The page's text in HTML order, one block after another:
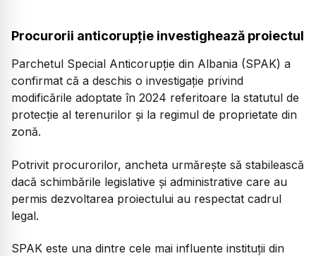
Procurorii anticorupție investighează proiectul
Parchetul Special Anticorupție din Albania (SPAK) a
confirmat că a deschis o investigație privind
modificările adoptate în 2024 referitoare la statutul de
protecție al terenurilor și la regimul de proprietate din
zonă.
Potrivit procurorilor, ancheta urmărește să stabilească
dacă schimbările legislative și administrative care au
permis dezvoltarea proiectului au respectat cadrul
legal.
SPAK este una dintre cele mai influente instituții din